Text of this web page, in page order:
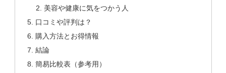
美容や健康に気をつかう人
口コミや評判は？
購入方法とお得情報
結論
簡易比較表（参考用）